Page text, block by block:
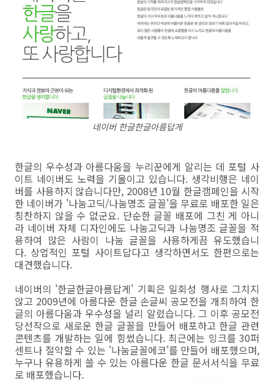
네이버 한글한글아름답게
한글의 우수성과 아름다움을 누리꾼에게 알리는 데 포털 사
이트 네이버도 노력을 기울이고 있습니다. 생각비행은 네이
버를 사용하지 않습니다만, 2008년 10월 한글캠페인을 시작
한 네이버가 '나눔고딕/나눔명조 글꼴'을 무료로 배포한 일은
칭찬하지 않을 수 없군요. 단순한 글꼴 배포에 그친 게 아니
라 네이버 자체 디자인에도 나눔고딕과 나눔명조 글꼴을 적
용하여 많은 사람이 나눔 글꼴을 사용하게끔 유도했습니
다. 상업적인 포털 사이트답다고 생각하면서도 한편으로는
대견했습니다.
네이버의 '한글한글아름답게' 기획은 일회성 행사로 그치지
않고 2009년에 아름다운 한글 손글씨 공모전을 개최하여 한
글의 아름다움과 우수성을 널리 알렸습니다. 그 이후 공모전
당선작으로 새로운 한글 글꼴을 만들어 배포하고 한글 관련
콘텐츠를 개발하는 일에 힘썼습니다. 최근에는 잉크를 30퍼
센트나 절약할 수 있는 '나눔글꼴에코'를 만들어 배포했으며,
누구나 유용하게 쓸 수 있는 아름다운 한글 문서서식을 무료
로 배포했습니다.